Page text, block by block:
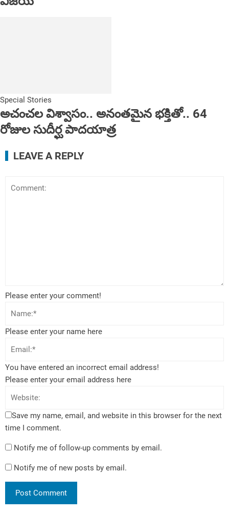
Special Stories
అచంచల విశ్వాసం.. అనంతమైన భక్తితో.. 64
రోజుల సుదీర్ఘ పాదయాత్ర
LEAVE A REPLY
Please enter your comment!
Please enter your name here
You have entered an incorrect email address!
Please enter your email address here
Save my name, email, and website in this browser for the next
time I comment.
Notify me of follow-up comments by email.
Notify me of new posts by email.